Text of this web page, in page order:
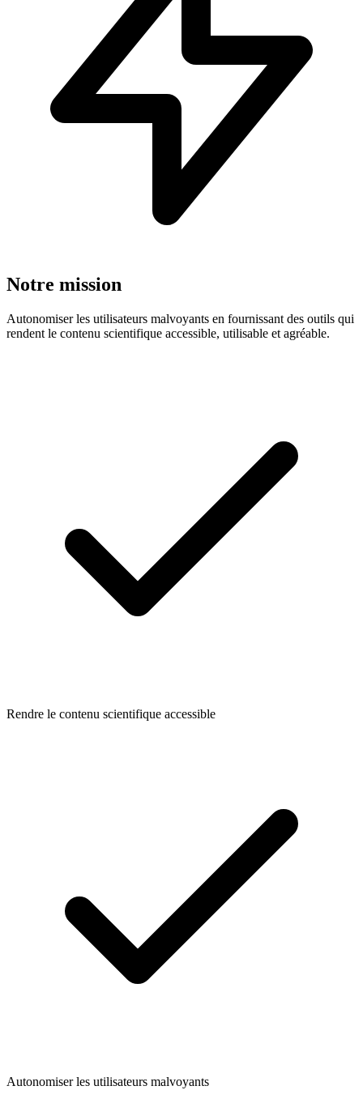
Notre mission
Autonomiser les utilisateurs malvoyants en fournissant des outils qui
rendent le contenu scientifique accessible, utilisable et agréable.
Rendre le contenu scientifique accessible
Autonomiser les utilisateurs malvoyants